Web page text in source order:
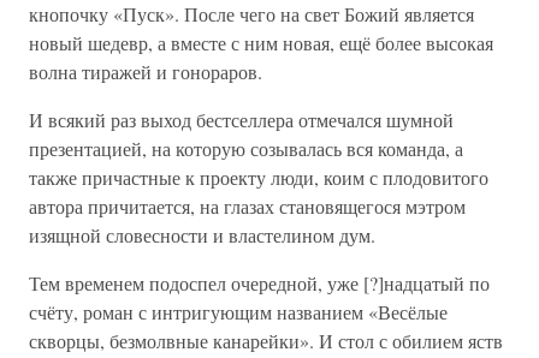
кнопочку «Пуск». После чего на свет Божий является
новый шедевр, а вместе с ним новая, ещё более высокая
волна тиражей и гонораров.
И всякий раз выход бестселлера отмечался шумной
презентацией, на которую созывалась вся команда, а
также причастные к проекту люди, коим с плодовитого
автора причитается, на глазах становящегося мэтром
изящной словесности и властелином дум.
Тем временем подоспел очередной, уже [?]надцатый по
счёту, роман с интригующим названием «Весёлые
скворцы, безмолвные канарейки». И стол с обилием яств